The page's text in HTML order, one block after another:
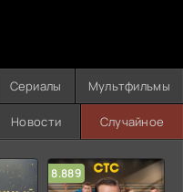
Сериалы Мультфильмы
Новости Случайное
8.889